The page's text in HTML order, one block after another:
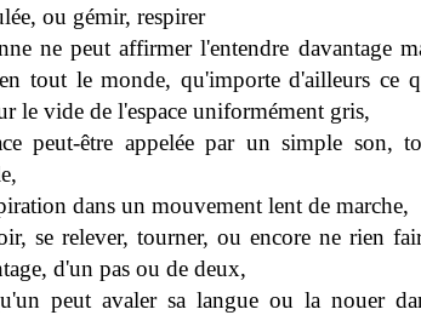
ou gémir, respirer
ne peut affirmer l'entendre davantage
tout le monde, qu'importe d'ailleurs ce
le vide de l'espace uniformément gris,
peut-être appelée par un simple son,
dans un mouvement lent de marche,
se relever, tourner, ou encore ne rien
d'un pas ou de deux,
peut avaler sa langue ou la nouer